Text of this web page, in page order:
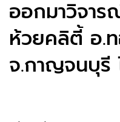
ออกมาวิจา
ห้วยคลิตี้ อ.
จ.กาญจนบุรี